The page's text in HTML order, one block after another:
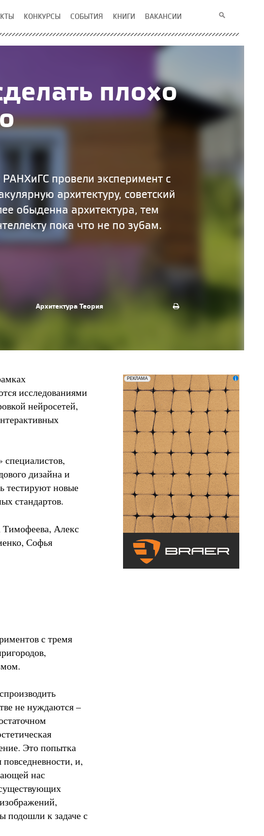
КОНКУРСЫ СОБЫТИЯ КНИГИ ВАКАНСИИ
плохо
провели эксперимент с
архитектуру, советский
обыденна архитектура, тем
пока что не по зубам.
Архитектура Теория
исследованиями
нейросетей,
дизайна и
тестируют новые
стандартов.
Алекс
Софья
с тремя
не нуждаются –
Это попытка
и,
нас
подошли к задаче с
erid: LatgCAXLX
РЕКЛАМА
ООО «ТД БРАЕР»